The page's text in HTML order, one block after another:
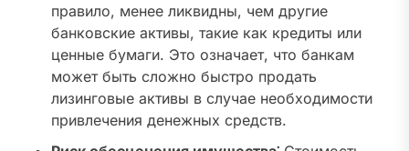
правило, менее ликвидны, чем другие
банковские активы, такие как кредиты или
ценные бумаги. Это означает, что банкам
может быть сложно быстро продать
лизинговые активы в случае необходимости
привлечения денежных средств.